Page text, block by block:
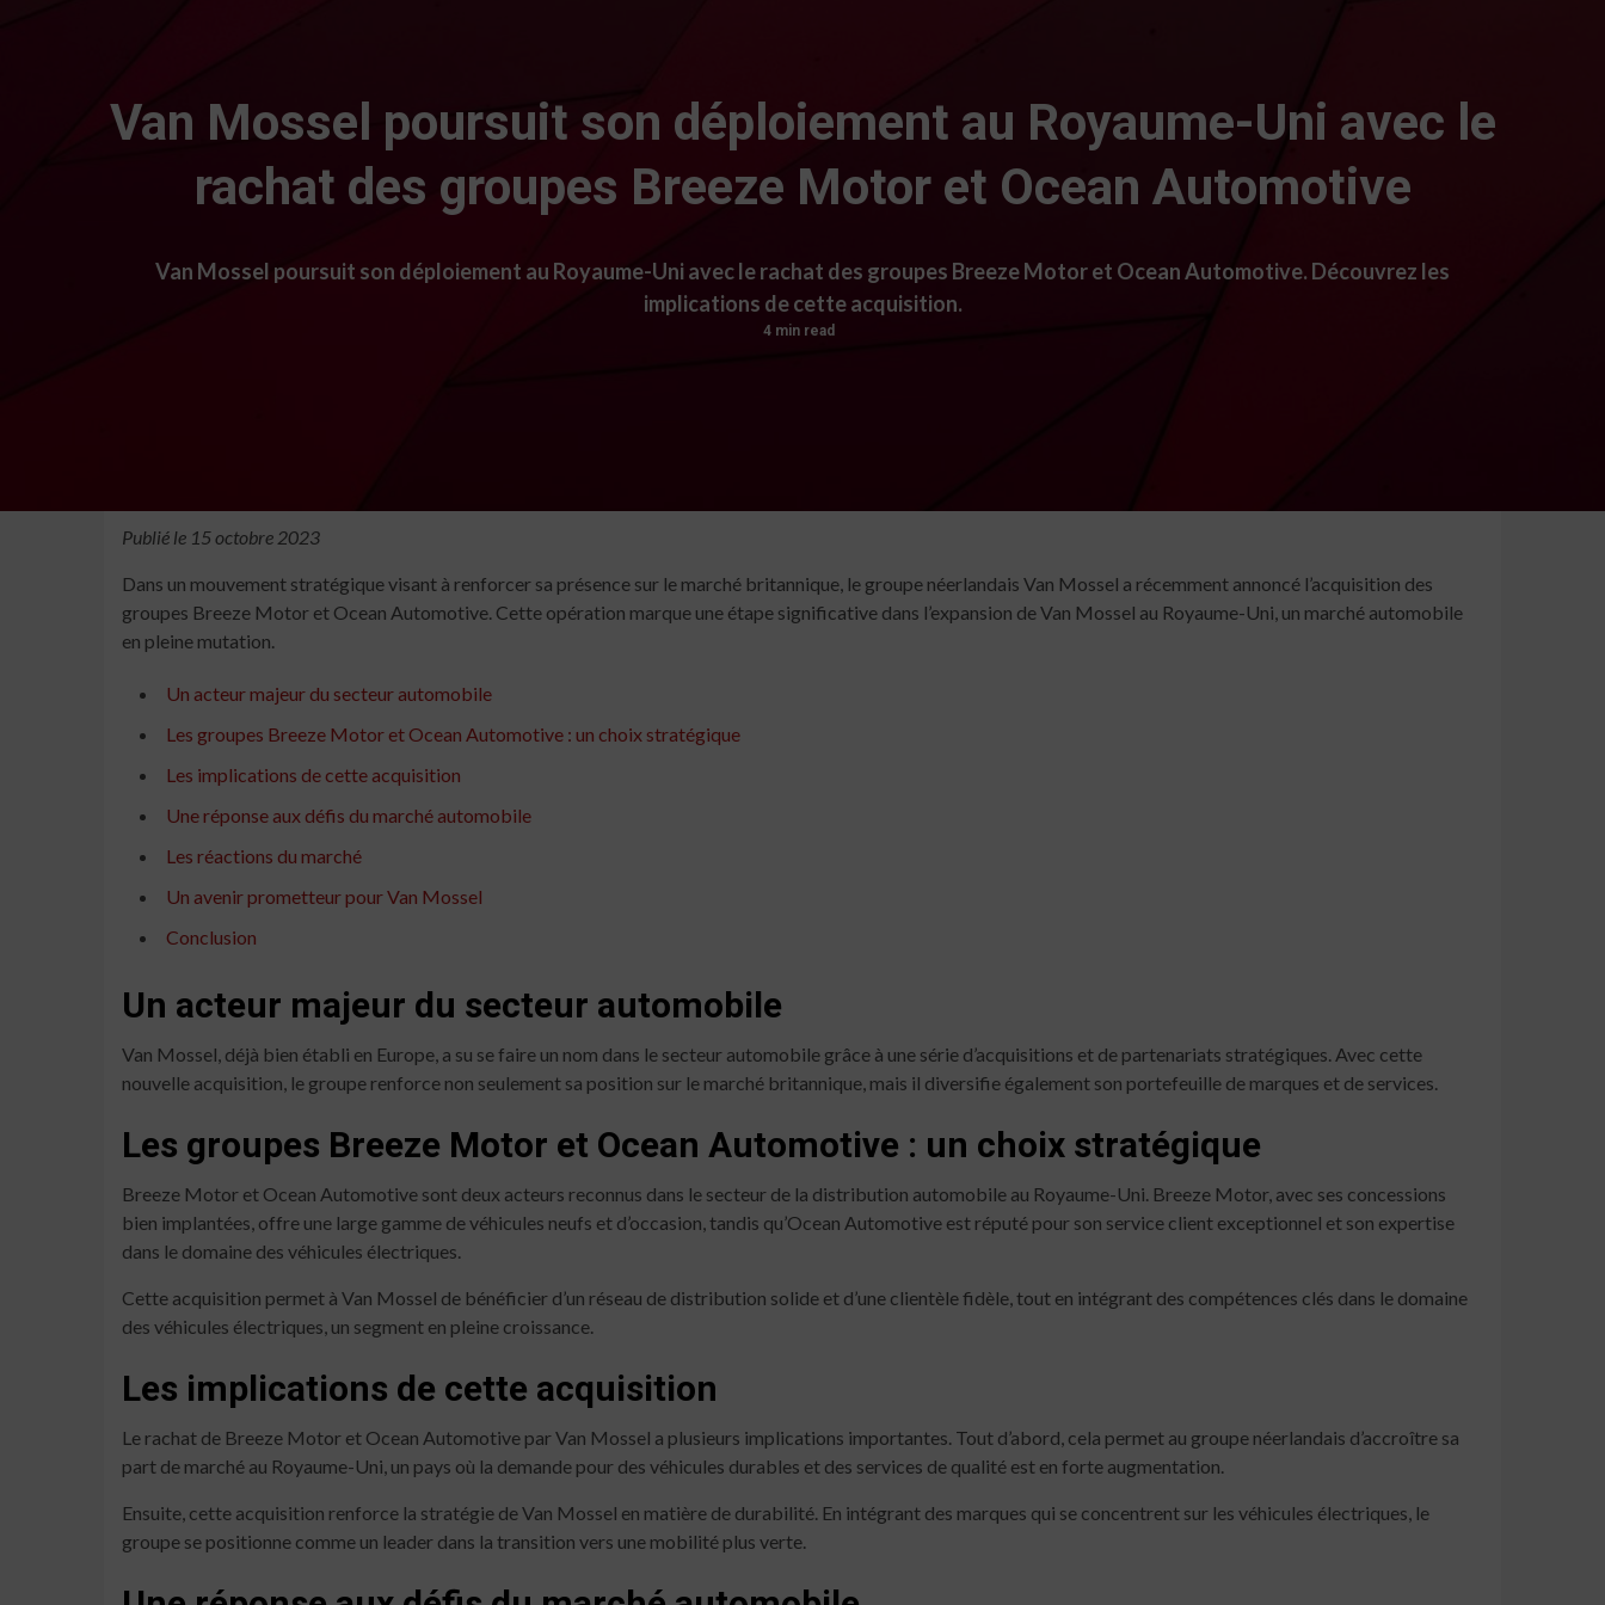
Van Mossel poursuit son déploiement au Royaume-Uni avec le
rachat des groupes Breeze Motor et Ocean Automotive
Van Mossel poursuit son déploiement au Royaume-Uni avec le rachat des groupes Breeze Motor et Ocean Automotive. Découvrez les
implications de cette acquisition.
4 min read
Publié le 15 octobre 2023
Dans un mouvement stratégique visant à renforcer sa présence sur le marché britannique, le groupe néerlandais Van Mossel a récemment annoncé l’acquisition des
groupes Breeze Motor et Ocean Automotive. Cette opération marque une étape significative dans l’expansion de Van Mossel au Royaume-Uni, un marché automobile
en pleine mutation.
Un acteur majeur du secteur automobile
Les groupes Breeze Motor et Ocean Automotive : un choix stratégique
Les implications de cette acquisition
Une réponse aux défis du marché automobile
Les réactions du marché
Un avenir prometteur pour Van Mossel
Conclusion
Un acteur majeur du secteur automobile
Van Mossel, déjà bien établi en Europe, a su se faire un nom dans le secteur automobile grâce à une série d’acquisitions et de partenariats stratégiques. Avec cette
nouvelle acquisition, le groupe renforce non seulement sa position sur le marché britannique, mais il diversifie également son portefeuille de marques et de services.
Les groupes Breeze Motor et Ocean Automotive : un choix stratégique
Breeze Motor et Ocean Automotive sont deux acteurs reconnus dans le secteur de la distribution automobile au Royaume-Uni. Breeze Motor, avec ses concessions
bien implantées, offre une large gamme de véhicules neufs et d’occasion, tandis qu’Ocean Automotive est réputé pour son service client exceptionnel et son expertise
dans le domaine des véhicules électriques.
Cette acquisition permet à Van Mossel de bénéficier d’un réseau de distribution solide et d’une clientèle fidèle, tout en intégrant des compétences clés dans le domaine
des véhicules électriques, un segment en pleine croissance.
Les implications de cette acquisition
Le rachat de Breeze Motor et Ocean Automotive par Van Mossel a plusieurs implications importantes. Tout d’abord, cela permet au groupe néerlandais d’accroître sa
part de marché au Royaume-Uni, un pays où la demande pour des véhicules durables et des services de qualité est en forte augmentation.
Ensuite, cette acquisition renforce la stratégie de Van Mossel en matière de durabilité. En intégrant des marques qui se concentrent sur les véhicules électriques, le
groupe se positionne comme un leader dans la transition vers une mobilité plus verte.